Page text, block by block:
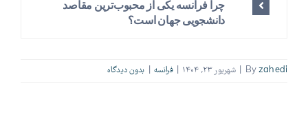
چرا فرانسه یکی از محبوب‌ترین مقاصد
دانشجویی جهان است؟
Byzahedi شهریور ۲۳, ۱۴۰۴ فرانسه بدون ديدگاه